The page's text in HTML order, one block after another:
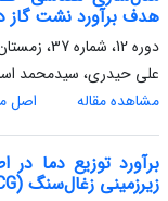
هدف برآورد نشت گاز
دوره 12، شماره 37، زمستان 1396، صفحه
علی حیدری، سیدمحمد
مشاهده مقاله
اصل
برآورد توزیع دما
زیرزمینی زغال‌‌سنگ (UCG)